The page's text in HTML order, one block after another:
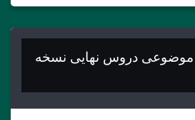
موضوعی دروس نهایی نسخه